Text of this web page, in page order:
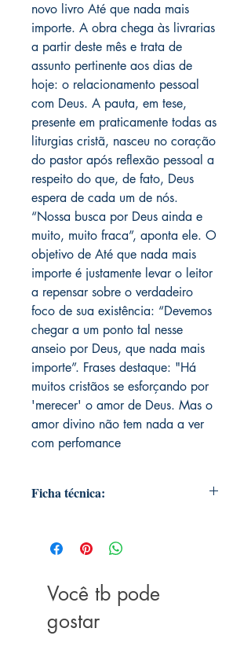
novo livro Até que nada mais
importe. A obra chega às livrarias
a partir deste mês e trata de
assunto pertinente aos dias de
hoje: o relacionamento pessoal
com Deus. A pauta, em tese,
presente em praticamente todas as
liturgias cristã, nasceu no coração
do pastor após reflexão pessoal a
respeito do que, de fato, Deus
espera de cada um de nós.
“Nossa busca por Deus ainda e
muito, muito fraca”, aponta ele. O
objetivo de Até que nada mais
importe é justamente levar o leitor
a repensar sobre o verdadeiro
foco de sua existência: “Devemos
chegar a um ponto tal nesse
anseio por Deus, que nada mais
importe”. Frases destaque: "Há
muitos cristãos se esforçando por
'merecer' o amor de Deus. Mas o
amor divino não tem nada a ver
com perfomance
Ficha técnica:
edição (1 janeiro 2018)
Idioma ‏ : ‎ Português
ISBN-13 ‏ : ‎ 978-8524305511
Dimensões ‏ : ‎ 16 x 0.89 x 23.01 cm
Você tb pode
gostar